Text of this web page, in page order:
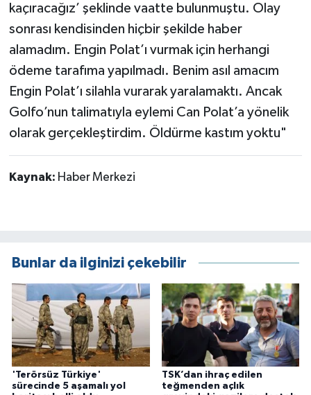
kaçıracağız’ şeklinde vaatte bulunmuştu. Olay
sonrası kendisinden hiçbir şekilde haber
alamadım. Engin Polat’ı vurmak için herhangi
ödeme tarafıma yapılmadı. Benim asıl amacım
Engin Polat’ı silahla vurarak yaralamaktı. Ancak
Golfo’nun talimatıyla eylemi Can Polat’a yönelik
olarak gerçekleştirdim. Öldürme kastım yoktu"
Kaynak: Haber Merkezi
Bunlar da ilginizi çekebilir
'Terörsüz Türkiye'
sürecinde 5 aşamalı yol
TSK’dan ihraç edilen
teğmenden açlık